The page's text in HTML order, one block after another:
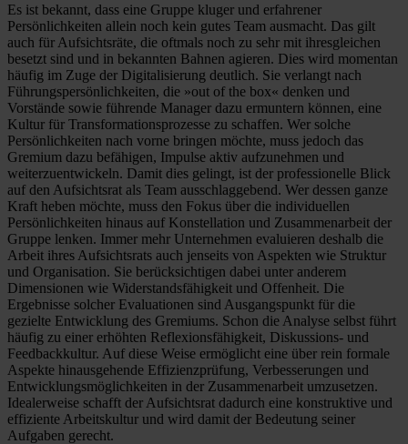
Es ist bekannt, dass eine Gruppe kluger und erfahrener
Persönlichkeiten allein noch kein gutes Team ausmacht. Das gilt
auch für Aufsichtsräte, die oftmals noch zu sehr mit ihresgleichen
besetzt sind und in bekannten Bahnen agieren. Dies wird momentan
häufig im Zuge der Digitalisierung deutlich. Sie verlangt nach
Führungspersönlichkeiten, die »out of the box« denken und
Vorstände sowie führende Manager dazu ermuntern können, eine
Kultur für Transformationsprozesse zu schaffen. Wer solche
Persönlichkeiten nach vorne bringen möchte, muss jedoch das
Gremium dazu befähigen, Impulse aktiv aufzunehmen und
weiterzuentwickeln. Damit dies gelingt, ist der professionelle Blick
auf den Aufsichtsrat als Team ausschlaggebend. Wer dessen ganze
Kraft heben möchte, muss den Fokus über die individuellen
Persönlichkeiten hinaus auf Konstellation und Zusammenarbeit der
Gruppe lenken. Immer mehr Unternehmen evaluieren deshalb die
Arbeit ihres Aufsichtsrats auch jenseits von Aspekten wie Struktur
und Organisation. Sie berücksichtigen dabei unter anderem
Dimensionen wie Widerstandsfähigkeit und Offenheit. Die
Ergebnisse solcher Evaluationen sind Ausgangspunkt für die
gezielte Entwicklung des Gremiums. Schon die Analyse selbst führt
häufig zu einer erhöhten Reflexionsfähigkeit, Diskussions- und
Feedbackkultur. Auf diese Weise ermöglicht eine über rein formale
Aspekte hinausgehende Effizienzprüfung, Verbesserungen und
Entwicklungsmöglichkeiten in der Zusammenarbeit umzusetzen.
Idealerweise schafft der Aufsichtsrat dadurch eine konstruktive und
effiziente Arbeitskultur und wird damit der Bedeutung seiner
Aufgaben gerecht.